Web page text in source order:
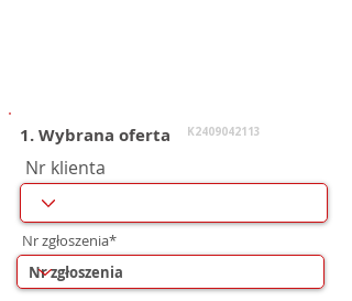
1. Wybrana oferta K2409042113
Nr klienta
Nr zgłoszenia*